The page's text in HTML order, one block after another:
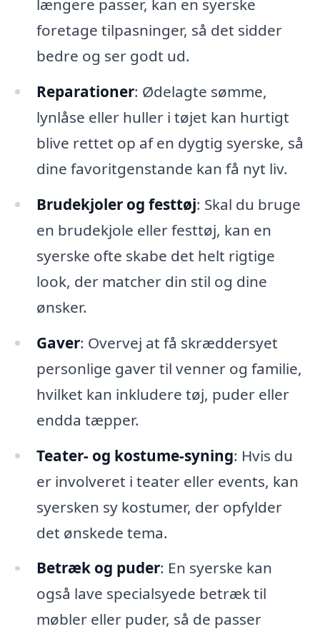
længere passer, kan en syerske
foretage tilpasninger, så det sidder
bedre og ser godt ud.
Reparationer: Ødelagte sømme,
lynlåse eller huller i tøjet kan hurtigt
blive rettet op af en dygtig syerske, så
dine favoritgenstande kan få nyt liv.
Brudekjoler og festtøj: Skal du bruge
en brudekjole eller festtøj, kan en
syerske ofte skabe det helt rigtige
look, der matcher din stil og dine
ønsker.
Gaver: Overvej at få skræddersyet
personlige gaver til venner og familie,
hvilket kan inkludere tøj, puder eller
endda tæpper.
Teater- og kostume-syning: Hvis du
er involveret i teater eller events, kan
syersken sy kostumer, der opfylder
det ønskede tema.
Betræk og puder: En syerske kan
også lave specialsyede betræk til
møbler eller puder, så de passer